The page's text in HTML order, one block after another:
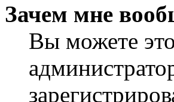
Зачем мне
Вы можете